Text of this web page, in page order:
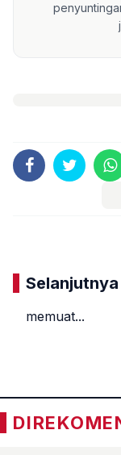
Selanjutnya
memuat...